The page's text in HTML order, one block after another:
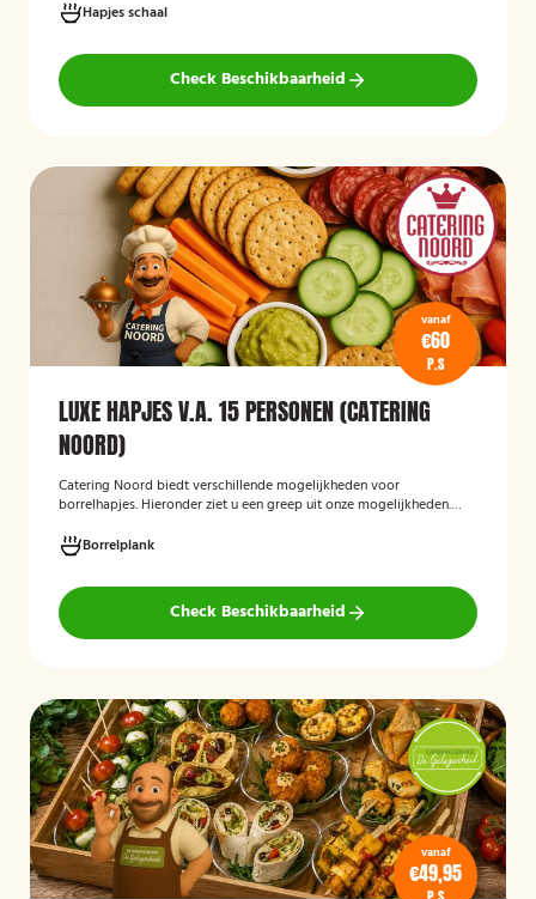
Hapjes schaal
Check Beschikbaarheid
vanaf
€60
P.S
LUXE HAPJES V.A. 15 PERSONEN (CATERING
NOORD)
Catering Noord biedt verschillende mogelijkheden voor
borrelhapjes. Hieronder ziet u een greep uit onze mogelijkheden.
recepties of een andere gelegenheid.
Borrelplank
Check Beschikbaarheid
vanaf
€49,95